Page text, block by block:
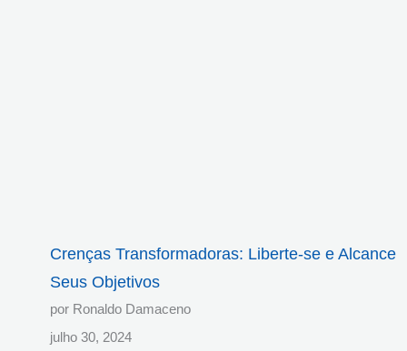
Crenças Transformadoras: Liberte-se e Alcance
Seus Objetivos
por Ronaldo Damaceno
julho 30, 2024